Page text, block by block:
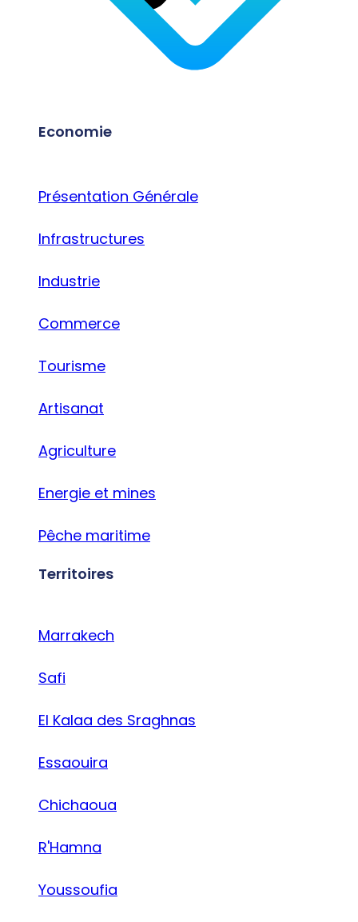
Economie
Présentation Générale
Infrastructures
Industrie
Commerce
Tourisme
Artisanat
Agriculture
Energie et mines
Pêche maritime
Territoires
Marrakech
Safi
El Kalaa des Sraghnas
Essaouira
Chichaoua
R'Hamna
Youssoufia